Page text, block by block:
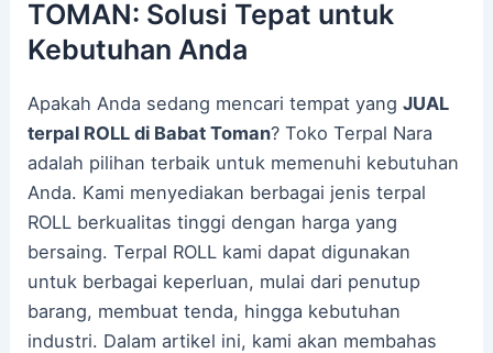
TOMAN: Solusi Tepat untuk
Kebutuhan Anda
Apakah Anda sedang mencari tempat yangJUAL
terpal ROLL di Babat Toman? Toko Terpal Nara
adalah pilihan terbaik untuk memenuhi kebutuhan
Anda. Kami menyediakan berbagai jenis terpal
ROLL berkualitas tinggi dengan harga yang
bersaing. Terpal ROLL kami dapat digunakan
untuk berbagai keperluan, mulai dari penutup
barang, membuat tenda, hingga kebutuhan
industri. Dalam artikel ini, kami akan membahas